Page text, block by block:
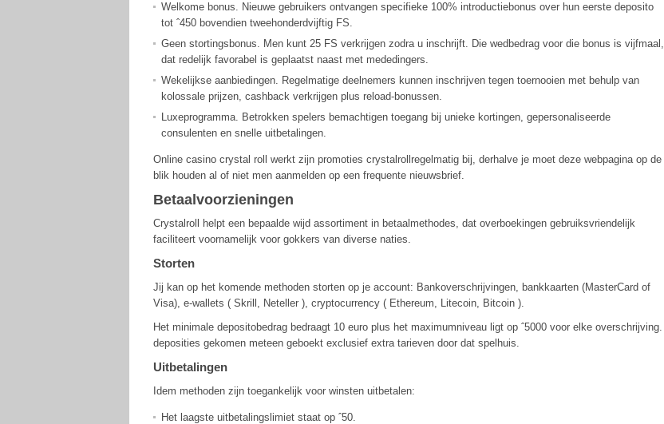
Welkome bonus. Nieuwe gebruikers ontvangen specifieke 100% introductiebonus over hun eerste deposito
tot ˆ450 bovendien tweehonderdvijftig FS.
Geen stortingsbonus. Men kunt 25 FS verkrijgen zodra u inschrijft. Die wedbedrag voor die bonus is vijfmaal,
dat redelijk favorabel is geplaatst naast met mededingers.
Wekelijkse aanbiedingen. Regelmatige deelnemers kunnen inschrijven tegen toernooien met behulp van
kolossale prijzen, cashback verkrijgen plus reload-bonussen.
Luxeprogramma. Betrokken spelers bemachtigen toegang bij unieke kortingen, gepersonaliseerde
consulenten en snelle uitbetalingen.
Online casino crystal roll werkt zijn promoties crystalrollregelmatig bij, derhalve je moet deze webpagina op de
blik houden al of niet men aanmelden op een frequente nieuwsbrief.
Betaalvoorzieningen
Crystalroll helpt een bepaalde wijd assortiment in betaalmethodes, dat overboekingen gebruiksvriendelijk
faciliteert voornamelijk voor gokkers van diverse naties.
Storten
Jij kan op het komende methoden storten op je account: Bankoverschrijvingen, bankkaarten (MasterCard of
Visa), e-wallets ( Skrill, Neteller ), cryptocurrency ( Ethereum, Litecoin, Bitcoin ).
Het minimale depositobedrag bedraagt 10 euro plus het maximumniveau ligt op ˆ5000 voor elke overschrijving.
deposities gekomen meteen geboekt exclusief extra tarieven door dat spelhuis.
Uitbetalingen
Idem methoden zijn toegankelijk voor winsten uitbetalen:
Het laagste uitbetalingslimiet staat op ˆ50.